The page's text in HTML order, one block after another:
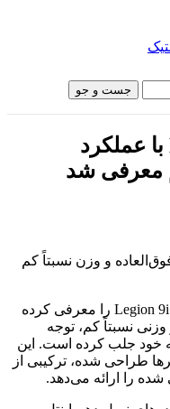
جست و جو
لپ‌تاپ Legion ۹i Gen ۱۰ با عملکرد
معرفی شد
شرکت Lenovo اخیراً نسل دهم لپ‌تاپ Legion 9i را معرفی کرده
نسبتاً کم، توجه
خود جلب کرده است. این
طراحی شده، ترکیبی از
را ارائه می‌دهد.